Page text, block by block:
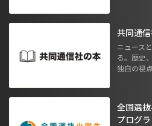
共同通
ニュース
る。歴史
独自の視
全国選
プログ